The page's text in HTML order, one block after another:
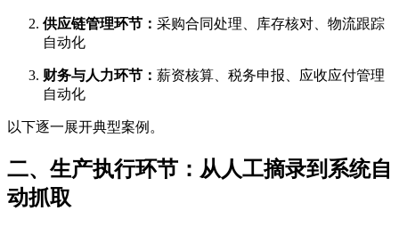
供应链管理环节： 采购合同处理、库存核对、物流跟踪
自动化
财务与人力环节： 薪资核算、税务申报、应收应付管理
自动化
以下逐一展开典型案例。
二、生产执行环节：从人工摘录到系统自
动抓取